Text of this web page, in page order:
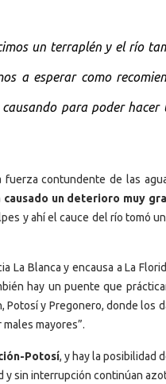
un terraplén y el río
a esperar como
para poder hacer
fuerza contundente de las
un deterioro muy
y ahí el cauce del río tomó
La Blanca y encausa a La
hay un puente que
Potosí y Pregonero, donde los
mayores”.
Potosí, y hay la posibilidad
y sin interrupción continúan